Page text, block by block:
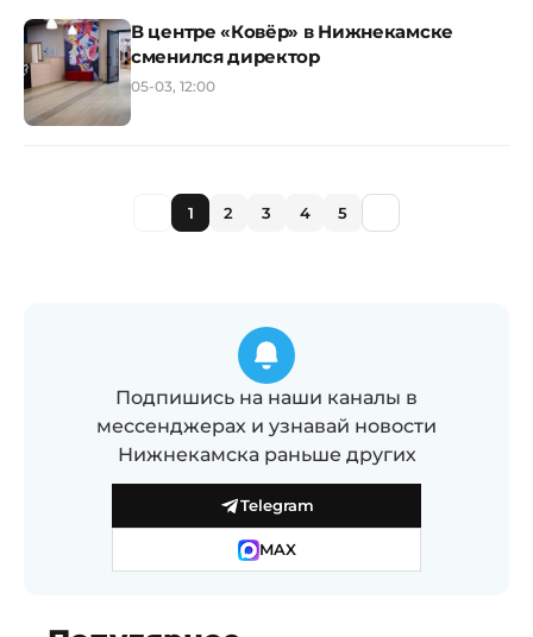
В центре «Ковёр» в Нижнекамске
сменился директор
05-03, 12:00
1 2 3 4 5
Подпишись на наши каналы в
мессенджерах и узнавай новости
Нижнекамска раньше других
Telegram
MAX